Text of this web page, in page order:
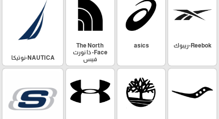
Reebok-ريبوك asics
The North
Face- ذا نورث
فيس
NAUTICA-نوتيكا